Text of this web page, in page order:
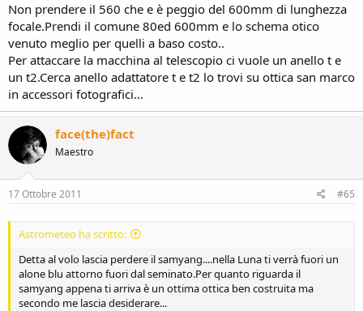
Non prendere il 560 che e è peggio del 600mm di lunghezza
focale.Prendi il comune 80ed 600mm e lo schema otico
venuto meglio per quelli a baso costo..
Per attaccare la macchina al telescopio ci vuole un anello t e
un t2.Cerca anello adattatore t e t2 lo trovi su ottica san marco
in accessori fotografici...
face(the)fact
Maestro
17 Ottobre 2011 #65
Astrometeo ha scritto:
Detta al volo lascia perdere il samyang....nella Luna ti verrà fuori un
alone blu attorno fuori dal seminato.Per quanto riguarda il
samyang appena ti arriva è un ottima ottica ben costruita ma
secondo me lascia desiderare...